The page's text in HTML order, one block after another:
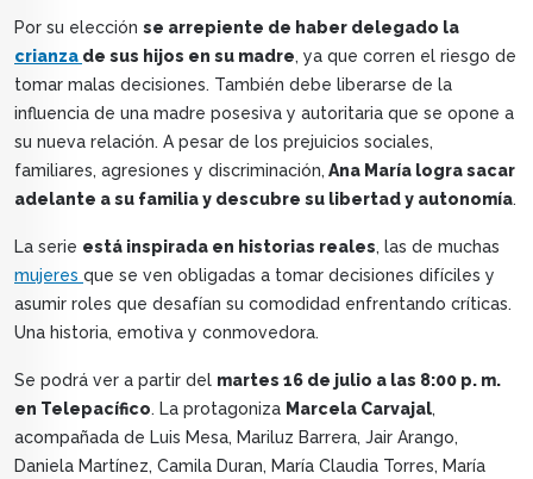
Por su elección se arrepiente de haber delegado la
crianza de sus hijos en su madre, ya que corren el riesgo de
tomar malas decisiones. También debe liberarse de la
influencia de una madre posesiva y autoritaria que se opone a
su nueva relación. A pesar de los prejuicios sociales,
familiares, agresiones y discriminación, Ana María logra sacar
adelante a su familia y descubre su libertad y autonomía.
La serie está inspirada en historias reales, las de muchas
mujeres que se ven obligadas a tomar decisiones difíciles y
asumir roles que desafían su comodidad enfrentando críticas.
Una historia, emotiva y conmovedora.
Se podrá ver a partir del martes 16 de julio a las 8:00 p. m.
en Telepacífico. La protagoniza Marcela Carvajal,
acompañada de Luis Mesa, Mariluz Barrera, Jair Arango,
Daniela Martínez, Camila Duran, María Claudia Torres, María